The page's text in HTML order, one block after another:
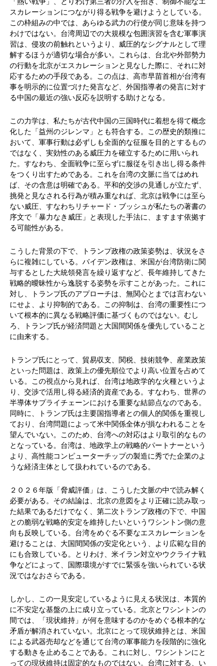
スカレーションにつながり得る戦争を避けようとしている。
この枠組みの中では、あらゆる武力の行使が同じ意味を持つ
わけではない。台湾周辺での大規模な包囲演習を含む軍事演
習は、侵攻の前触れというより、威圧的なシグナルとして理
解するほうが適切な場合が多い。これらは、台北や外部勢力
の行動を北京がエスカレーションと見なした際に、それに対
応するための手段である。この点は、高市早苗首相が台湾有
事を明示的に位置づけた発言など、外国指導者の発言に対す
る中国の最近の強い反応を説明する助けとなる。
この力学は、私たちが古代中国の三国時代に着想を得て概念
化した「益州のジレンマ」とも符合する。この歴史的類推に
おいて、軍事行動は必ずしも全面的な征服を目的とするもの
ではなく、実効性のある威圧力を確立するために用いられ
た。すなわち、全面戦争に至らずに服従を引き出し得る条件
をつくり出すためである。これを台湾の文脈に当てはめれ
ば、その含意は明確である。平和的交渉の見通しが立たず、
挑発と見なされる行為が積み重なれば、北京は戦争には至ら
ない威圧、すなわちリチャード・ブッシュが私たちの著書の
序文で「暴力なき威圧」と表現した手法に、ますます依拠す
る可能性がある。
こうした背景の下で、トランプ政権の政策姿勢は、状況をさ
らに複雑にしている。バイデン政権は、米国が台湾防衛に関
与するとした大統領発言を繰り返すなど、長年維持してきた
戦略的曖昧性から逸脱する姿勢を示すことがあった。これに
対し、トランプ氏のアプローチは、無関心とまでは言わない
にせよ、より抑制的である。この抑制は、台湾の重要性につ
いて根本的に異なる戦略評価に基づくものではない。むし
ろ、トランプ氏が経済問題と大国間関係を優先していること
に由来する。
トランプ氏にとって、貿易収支、関税、技術競争、産業政策
といった問題は、政策上の優先順位でより高い位置を占めて
いる。この視点から見れば、台湾は地政学的な火種というよ
り、交渉で活用し得る経済的資産である。すなわち、世界の
半導体サプライチェーンにおける重要な結節点なのである。
同時に、トランプ氏は主要国指導者との個人的関係を重視し
ており、台湾問題によって米中関係全体が損なわれることを
望んでいない。このため、台湾への対応はより取引的なもの
となっている。台湾は、地政学上の戦略的パートナーという
より、高性能コンピューターチップの製造に秀でた企業のよ
うな経済主体として扱われているのである。
２０２６年版「脅威評価」は、こうした文脈の中で読み解く
必要がある。その結論は、北京の意図をより正確に読み取っ
た結果であるだけでなく、第二次トランプ政権の下で、中国
との脆弱な戦略的安定を維持したいというワシントン側の意
向も反映している。台湾をめぐる不要なエスカレーションを
避けることは、大国間関係の安定化という、より広範な目的
にも合致している。とりわけ、米イラン対立やウクライナ戦
争などによって、国際環境がすでに緊張を強いられている状
況ではなおさらである。
しかし、この一見安定しているように見える状況は、本質的
に不安定な基盤の上に成り立っている。北京とワシントンの
間では、「現状維持」が何を意味するのかをめぐる根本的な
矛盾が解消されていない。北京にとって現状維持とは、米国
による武器売却などを通じて台湾の軍事能力を段階的に強化
する動きを止めることである。これに対し、ワシントンにと
っての現状維持は固定的なものではない。台湾に対する、い